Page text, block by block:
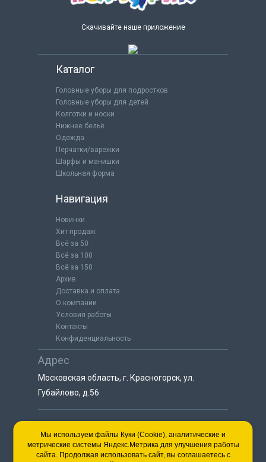
Скачивайте наше приложение
Каталог
Головные уборы для подростков
Головные уборы для детей
Колготки и носки
Нижнее бельё
Одежда
Перчатки/варежки
Шарфы и манишки
Школьная форма
Навигация
Новинки
Хит продаж
Всё за 50
Всё за 100
Всё за 150
Архив
Доставка и оплата
О компании
Условия работы
Контакты
Конфиденциальность
Адрес
Московская область, г. Красногорск, ул.
Губайлово, д.56
8 (925) 064-55-25
пн-сб с 9:00 до 18:00
Мы используем файлы Куки (Cookie), аналитические и
метрические системы Яндекс.Метрика для улучшения работы
сайта. Продолжая использовать сайт, вы соглашаетесь с